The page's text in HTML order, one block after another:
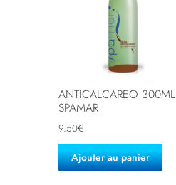
ANTICALCAREO 300ML
SPAMAR
9.50€
Ajouter au panier